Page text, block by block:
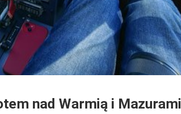
nad Warmią i Mazurami